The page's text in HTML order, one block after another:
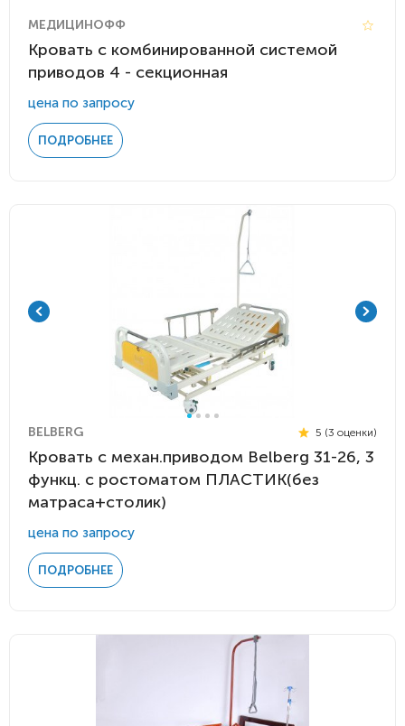
МЕДИЦИНОФФ
Кровать с комбинированной системой
приводов 4 - секционная
цена по запросу
ПОДРОБНЕЕ
BELBERG 5 (3 оценки)
Кровать с механ.приводом Belberg 31-26, 3
функц. с ростоматом ПЛАСТИК(без
матраса+столик)
цена по запросу
ПОДРОБНЕЕ